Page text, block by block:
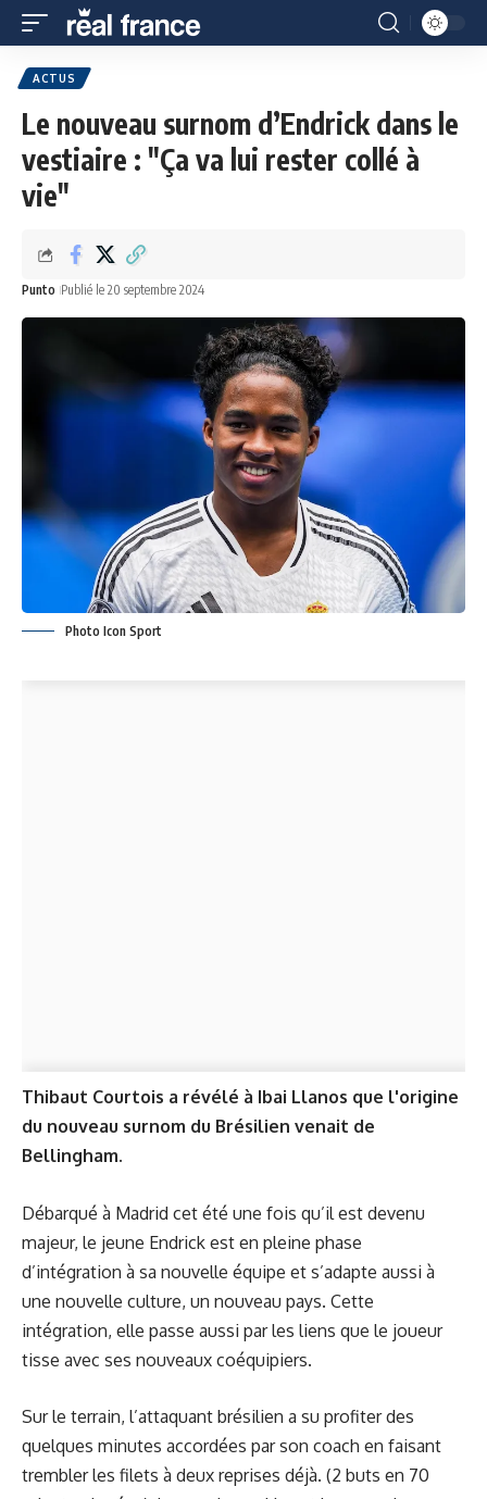
ACTUS
Le nouveau surnom d’Endrick dans le
vestiaire : "Ça va lui rester collé à
vie"
Punto Publié le 20 septembre 2024
Photo Icon Sport
Thibaut Courtois a révélé à Ibai Llanos que l'origine
du nouveau surnom du Brésilien venait de
Bellingham.
Débarqué à Madrid cet été une fois qu’il est devenu
majeur, le jeune Endrick est en pleine phase
d’intégration à sa nouvelle équipe et s’adapte aussi à
une nouvelle culture, un nouveau pays. Cette
intégration, elle passe aussi par les liens que le joueur
tisse avec ses nouveaux coéquipiers.
Sur le terrain, l’attaquant brésilien a su profiter des
quelques minutes accordées par son coach en faisant
trembler les filets à deux reprises déjà. (2 buts en 70